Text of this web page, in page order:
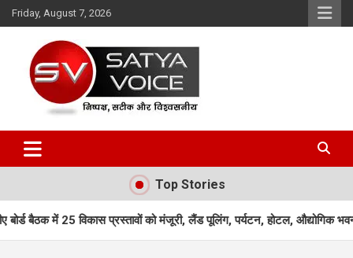
Skip
to
Friday, August 7, 2026
Satya Voice
Top Stories
को मंजूरी, लैंड पूलिंग, पर्यटन, होटल, औद्योगिक भवन और व्यावसायिक